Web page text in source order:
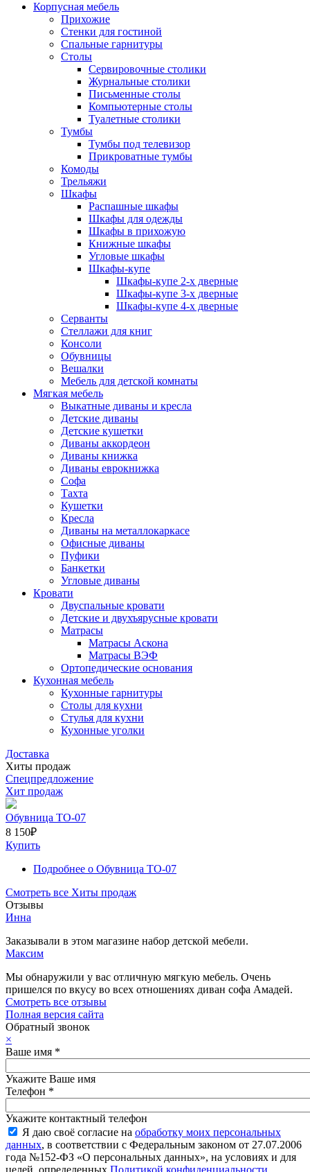
Корпусная мебель
Прихожие
Стенки для гостиной
Спальные гарнитуры
Столы
Сервировочные столики
Журнальные столики
Письменные столы
Компьютерные столы
Туалетные столики
Тумбы
Тумбы под телевизор
Прикроватные тумбы
Комоды
Трельяжи
Шкафы
Распашные шкафы
Шкафы для одежды
Шкафы в прихожую
Книжные шкафы
Угловые шкафы
Шкафы-купе
Шкафы-купе 2-x дверные
Шкафы-купе 3-х дверные
Шкафы-купе 4-х дверные
Серванты
Стеллажи для книг
Консоли
Обувницы
Вешалки
Мебель для детской комнаты
Мягкая мебель
Выкатные диваны и кресла
Детские диваны
Детские кушетки
Диваны аккордеон
Диваны книжка
Диваны еврокнижка
Софа
Тахта
Кушетки
Кресла
Диваны на металлокаркасе
Офисные диваны
Пуфики
Банкетки
Угловые диваны
Кровати
Двуспальные кровати
Детские и двухъярусные кровати
Матрасы
Матрасы Аскона
Матрасы ВЭФ
Ортопедические основания
Кухонная мебель
Кухонные гарнитуры
Столы для кухни
Стулья для кухни
Кухонные уголки
Доставка
Хиты продаж
Спецпредложение
Хит продаж
Обувница ТО-07
8 150₽
Купить
Подробнее о Обувница ТО-07
Смотреть все Хиты продаж
Отзывы
Инна
Заказывали в этом магазине набор детской мебели.
Максим
Мы обнаружили у вас отличную мягкую мебель. Очень
пришелся по вкусу во всех отношениях диван софа Амадей.
Смотреть все отзывы
Полная версия сайта
Обратный звонок
×
Ваше имя *
Укажите Ваше имя
Телефон *
Укажите контактный телефон
Я даю своё согласие на обработку моих персональных
данных, в соответствии с Федеральным законом от 27.07.2006
года №152-ФЗ «О персональных данных», на условиях и для
целей, определенных Политикой конфиденциальности